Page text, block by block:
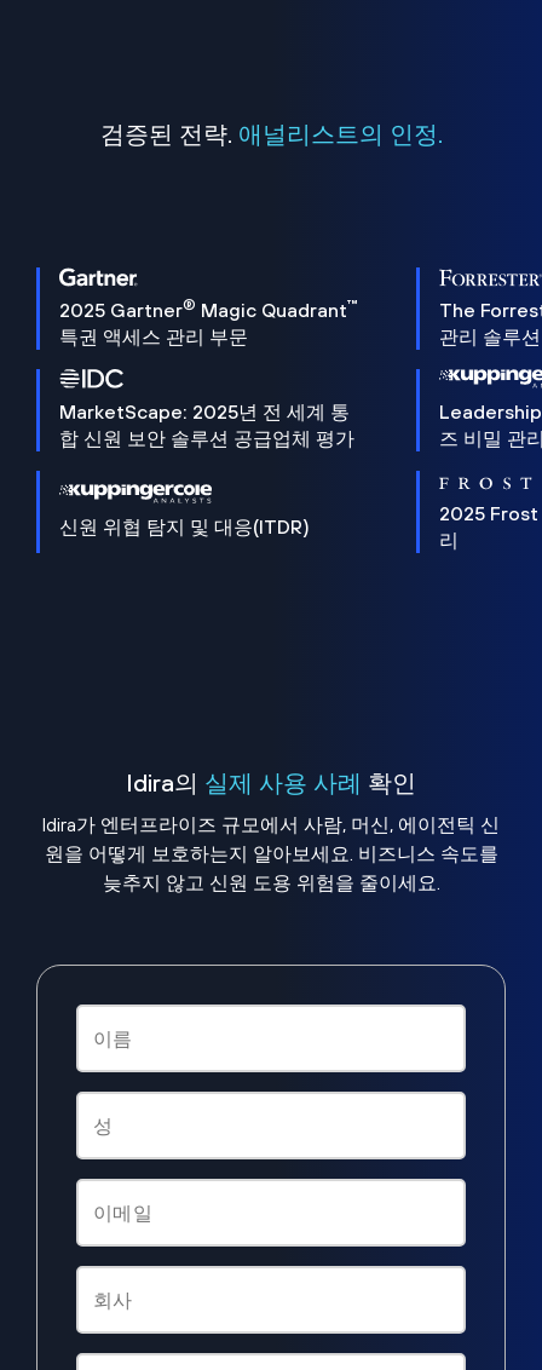
검증된 전략. 애널리스트의 인정.
2025 Gartner® Magic Quadrant™
특권 액세스 관리 부문
The
관리 솔루
MarketScape: 2025년 전 세계 통
합 신원 보안 솔루션 공급업체 평가
즈 비밀 관
신원 위협 탐지 및 대응(ITDR)
2025 Frost
리
Idira의 실제 사용 사례 확인
Idira가 엔터프라이즈 규모에서 사람, 머신, 에이전틱 신
원을 어떻게 보호하는지 알아보세요. 비즈니스 속도를
늦추지 않고 신원 도용 위험을 줄이세요.